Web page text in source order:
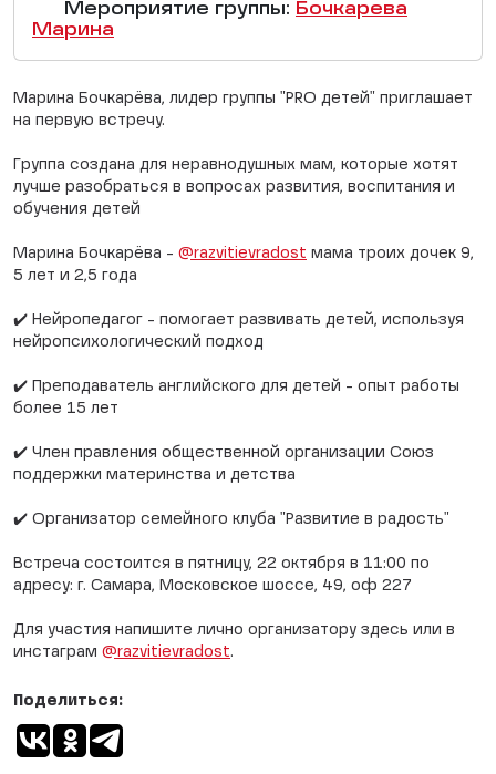
Мероприятие группы: Бочкарева
Марина
Марина Бочкарёва, лидер группы "PRO детей" приглашает
на первую встречу.
Группа создана для неравнодушных мам, которые хотят
лучше разобраться в вопросах развития, воспитания и
обучения детей
Марина Бочкарёва - @razvitievradost мама троих дочек 9,
5 лет и 2,5 года
✔️ Нейропедагог - помогает развивать детей, используя
нейропсихологический подход
✔️ Преподаватель английского для детей - опыт работы
более 15 лет
✔️ Член правления общественной организации Союз
поддержки материнства и детства
✔️ Организатор семейного клуба "Развитие в радость"
Встреча состоится в пятницу, 22 октября в 11:00 по
адресу: г. Самара, Московское шоссе, 49, оф 227
Для участия напишите лично организатору здесь или в
инстаграм @razvitievradost.
Поделиться: